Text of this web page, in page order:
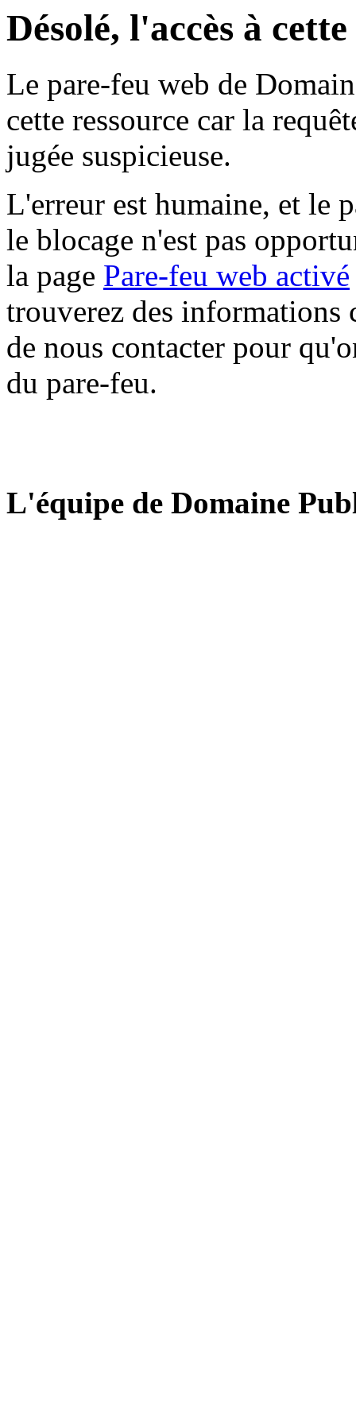
Désolé, l'accès à
Le pare-feu web de
cette ressource car la
jugée suspicieuse.
L'erreur est humaine, et le
le blocage n'est pas
la page Pare-feu web activé
trouverez des informations
de nous contacter pour
du pare-feu.
L'équipe de Domaine